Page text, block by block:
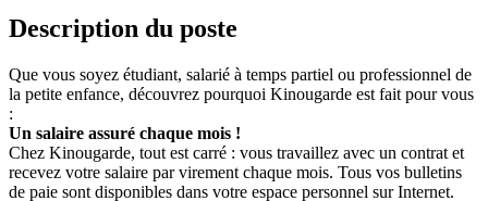
Description du poste
Que vous soyez étudiant, salarié à temps partiel ou professionnel de
la petite enfance, découvrez pourquoi Kinougarde est fait pour vous
:
Un salaire assuré chaque mois !
Chez Kinougarde, tout est carré : vous travaillez avec un contrat et
recevez votre salaire par virement chaque mois. Tous vos bulletins
de paie sont disponibles dans votre espace personnel sur Internet.